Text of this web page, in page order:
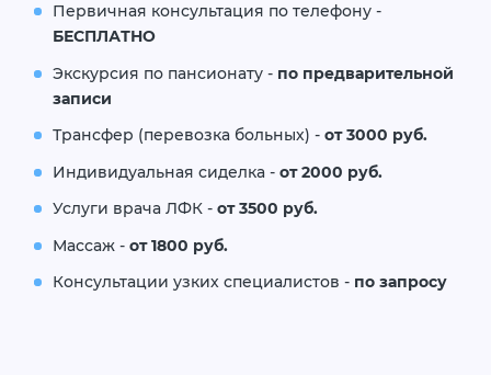
Первичная консультация по телефону -
БЕСПЛАТНО
Экскурсия по пансионату - по предварительной
записи
Трансфер (перевозка больных) - от 3000 руб.
Индивидуальная сиделка - от 2000 руб.
Услуги врача ЛФК - от 3500 руб.
Массаж - от 1800 руб.
Консультации узких специалистов - по запросу